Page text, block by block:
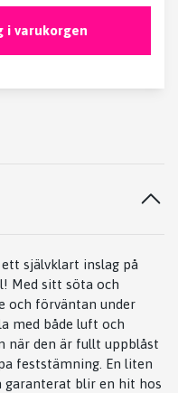
i varukorgen
självklart inslag på
Med sitt söta och
och förväntan under
med både luft och
när den är fullt uppblåst
feststämning. En liten
garanterat blir en hit hos